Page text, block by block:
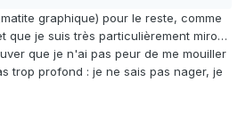
graphique) pour le reste, comme
que je suis très particulièrement miro…
que je n'ai pas peur de me mouiller
trop profond : je ne sais pas nager, je